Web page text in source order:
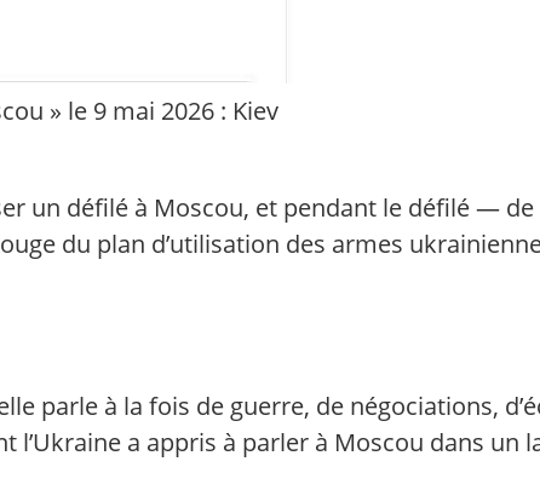
» le 9 mai 2026 : Kiev
un défilé à Moscou, et pendant le défilé —
du plan d’utilisation des armes
parle à la fois de guerre, de négociations,
a appris à parler à Moscou dans un